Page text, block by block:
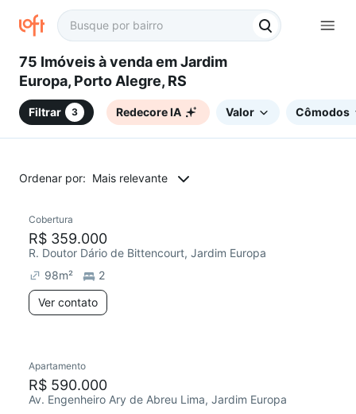
75 Imóveis à venda em Jardim
Europa, Porto Alegre, RS
Filtrar 3 Redecore IA Valor Cômodos
Ordenar por: Mais relevante
Chegou este mês
Cobertura
R$ 359.000
R. Doutor Dário de Bittencourt, Jardim Europa
98m²
2
Ver contato
Redecorar
Apartamento
R$ 590.000
Av. Engenheiro Ary de Abreu Lima, Jardim Europa